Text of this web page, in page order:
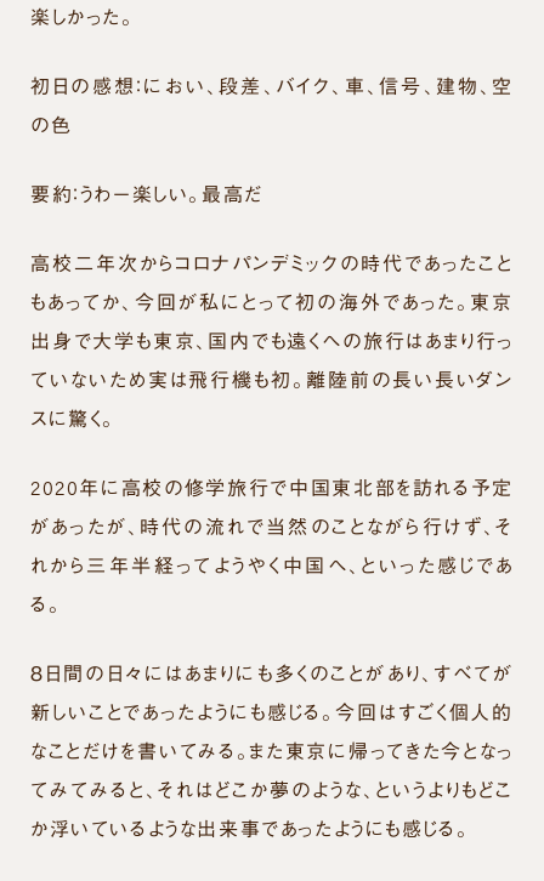
楽しかった。
初日の感想：におい、段差、バイク、車、信号、建物、空
の色
要約：うわー楽しい。最高だ
高校二年次からコロナパンデミックの時代であったこと
もあってか、今回が私にとって初の海外であった。東京
出身で大学も東京、国内でも遠くへの旅行はあまり行っ
ていないため実は飛行機も初。離陸前の長い長いダン
スに驚く。
2020年に高校の修学旅行で中国東北部を訪れる予定
があったが、時代の流れで当然のことながら行けず、そ
れから三年半経ってようやく中国へ、といった感じであ
る。
８日間の日々にはあまりにも多くのことがあり、すべてが
新しいことであったようにも感じる。今回はすごく個人的
なことだけを書いてみる。また東京に帰ってきた今となっ
てみてみると、それはどこか夢のような、というよりもどこ
か浮いているような出来事であったようにも感じる。